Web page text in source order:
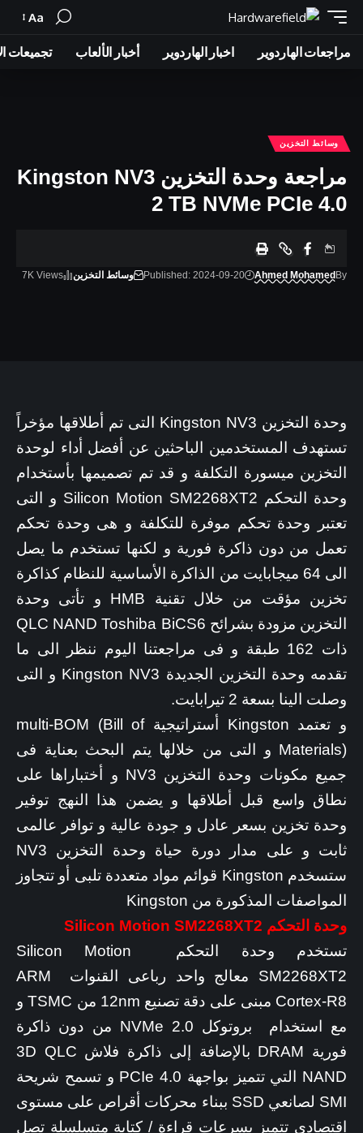
Font
Resizer
Aa
مراجعات الهاردوير اخبار الهاردوير أخبار الألعاب تجميعات
وسائط التخزين
مراجعة وحدة التخزين Kingston NV3
2 TB NVMe PCIe 4.0
By
Ahmed Mohamed
Published: 2024-09-20 وسائط التخزين 7K Views
وحدة التخزين Kingston NV3 التى تم أطلاقها مؤخراً
تستهدف المستخدمين الباحثين عن أفضل أداء لوحدة
التخزين ميسورة التكلفة و قد تم تصميمها بأستخدام
وحدة التحكم Silicon Motion SM2268XT2 و التى
تعتبر وحدة تحكم موفرة للتكلفة و هى وحدة تحكم
تعمل من دون ذاكرة فورية و لكنها تستخدم ما يصل
الى 64 ميجابايت من الذاكرة الأساسية للنظام كذاكرة
تخزين مؤقت من خلال تقنية HMB و تأتى وحدة
التخزين مزودة بشرائح QLC NAND Toshiba BiCS6
ذات 162 طبقة و فى مراجعتنا اليوم ننظر الى ما
تقدمه وحدة التخزين الجديدة Kingston NV3 و التى
وصلت الينا بسعة 2 تيرابايت.
و تعتمد Kingston أستراتيجية multi-BOM (Bill of
Materials) و التى من خلالها يتم البحث بعناية فى
جميع مكونات وحدة التخزين NV3 و أختباراها على
نطاق واسع قبل أطلاقها و يضمن هذا النهج توفير
وحدة تخزين بسعر عادل و جودة عالية و توافر عالمى
ثابت و على مدار دورة حياة وحدة التخزين NV3
ستسخدم Kingston قوائم مواد متعددة تلبى أو تتجاوز
المواصفات المذكورة من Kingston
وحدة التحكم Silicon Motion SM2268XT2
تستخدم وحدة التحكم Silicon Motion
SM2268XT2 معالج واحد رباعى القنوات ARM
Cortex-R8 مبنى على دقة تصنيع 12nm من TSMC و
مع استخدام بروتوكل NVMe 2.0 من دون ذاكرة
فورية DRAM بالإضافة إلى ذاكرة فلاش 3D QLC
NAND التي تتميز بواجهة PCIe 4.0 و تسمح شريحة
SMI لصانعي SSD ببناء محركات أقراص على مستوى
اقتصادى تتميز بسرعات قراءة / كتابة متسلسلة تصل